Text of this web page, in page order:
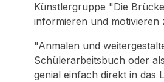
Künstlergruppe "Die
informieren und motivieren
"Anmalen und
Schülerarbeitsbuch oder
genial einfach direkt in das